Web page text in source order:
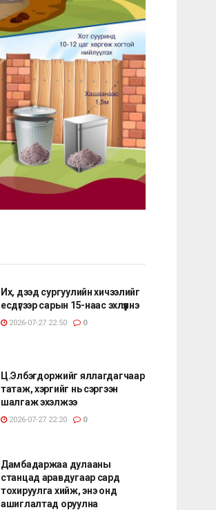
Их, дээд сургуулийн хичээлийг
есдүгээр сарын 15-наас эхлүүлнэ
2026-07-27 22:50 0
Ц.Элбэгдоржийг яллагдагчаар
татаж, хэргийг нь сэргээн
шалгаж эхэлжээ
2026-07-27 22:20 0
Дамбадаржаа дулааны
станцад аравдугаар сард
тохируулга хийж, энэ онд
ашиглалтад оруулна